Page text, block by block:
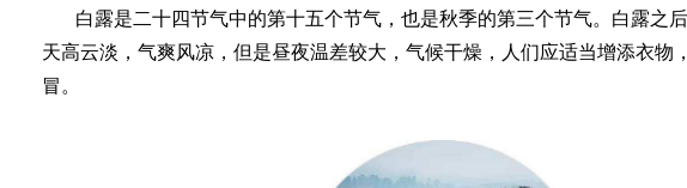
白露是二十四节气中的第十五个节气，也是秋季的第三个节气。白露之
天高云淡，气爽风凉，但是昼夜温差较大，气候干燥，人们应适当增添衣物
冒。